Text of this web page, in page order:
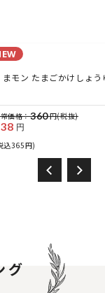
まモン たまごかけしょ
価格：360円(税抜)
円
込365円)
グ